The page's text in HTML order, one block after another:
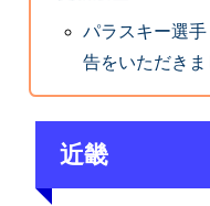
パラスキー選
告をいただきま
近畿